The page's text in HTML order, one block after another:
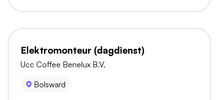
Elektromonteur (dagdienst)
Ucc Coffee Benelux B.V.
Bolsward